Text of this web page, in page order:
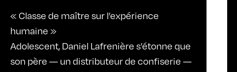
« Classe de maître sur l’expérience
humaine »
Adolescent, Daniel Lafrenière s’étonne que
son père — un distributeur de confiserie —